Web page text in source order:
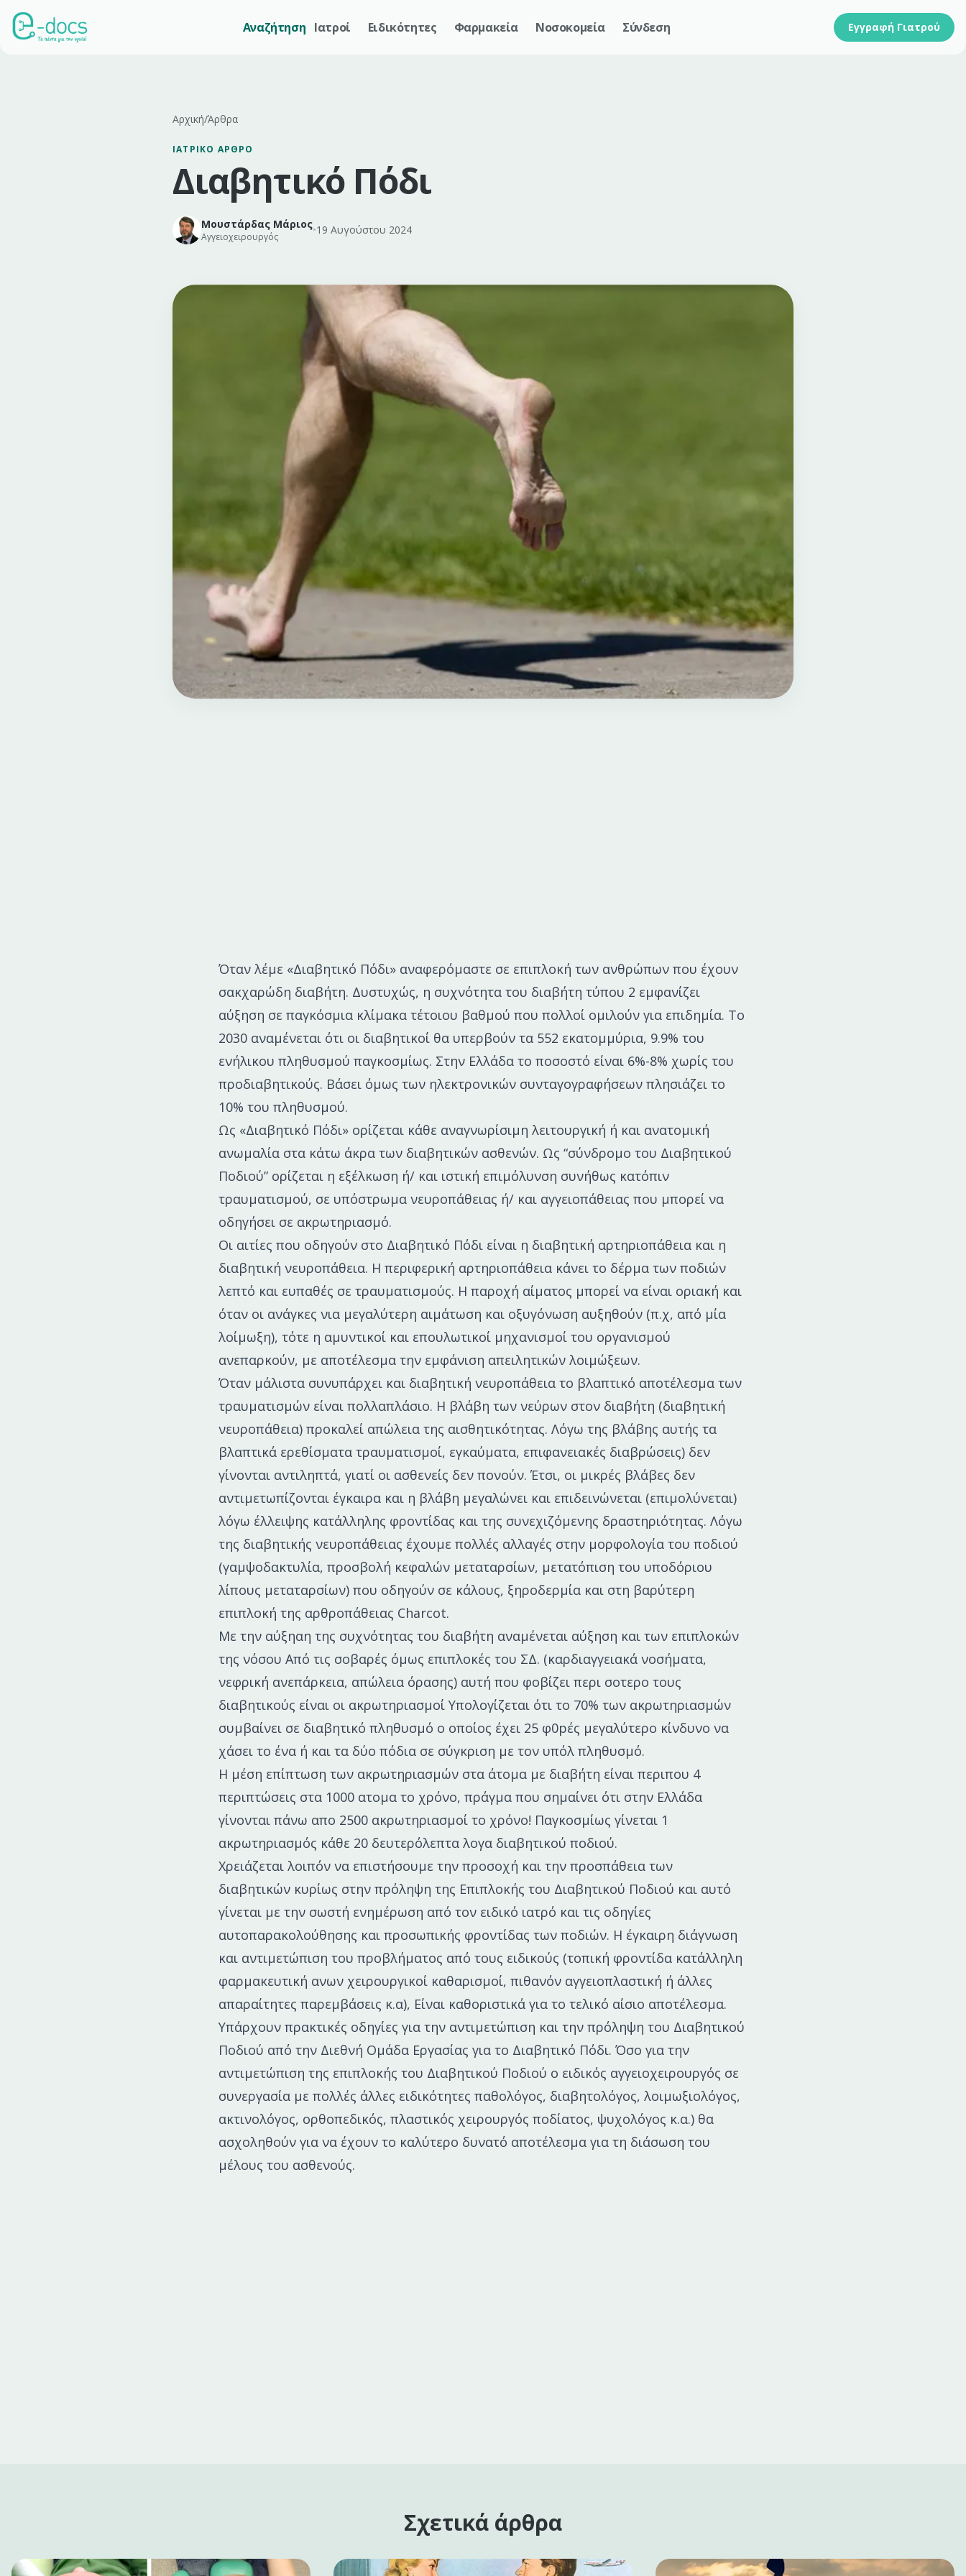
Αναζήτηση Ιατροί Ειδικότητες Φαρμακεία Νοσοκομεία Σύνδεση Εγγραφή Γιατρού
Αρχική/Άρθρα
ΙΑΤΡΙΚΌ ΆΡΘΡΟ
Διαβητικό Πόδι
Μουστάρδας Μάριος
Αγγειοχειρουργός
•19 Αυγούστου 2024
Όταν λέμε «Διαβητικό Πόδι» αναφερόμαστε σε επιπλοκή των ανθρώπων που έχουν
σακχαρώδη διαβήτη. Δυστυχώς, η συχνότητα του διαβήτη τύπου 2 εμφανίζει
αύξηση σε παγκόσμια κλίμακα τέτοιου βαθμού που πολλοί ομιλούν για επιδημία. Το
2030 αναμένεται ότι οι διαβητικοί θα υπερβούν τα 552 εκατομμύρια, 9.9% του
ενήλικου πληθυσμού παγκοσμίως. Στην Ελλάδα το ποσοστό είναι 6%-8% χωρίς του
προδιαβητικούς. Βάσει όμως των ηλεκτρονικών συνταγογραφήσεων πλησιάζει το
10% του πληθυσμού.
Ως «Διαβητικό Πόδι» ορίζεται κάθε αναγνωρίσιμη λειτουργική ή και ανατομική
ανωμαλία στα κάτω άκρα των διαβητικών ασθενών. Ως “σύνδρομο του Διαβητικού
Ποδιού” ορίζεται η εξέλκωση ή/ και ιστική επιμόλυνση συνήθως κατόπιν
τραυματισμού, σε υπόστρωμα νευροπάθειας ή/ και αγγειοπάθειας που μπορεί να
οδηγήσει σε ακρωτηριασμό.
Οι αιτίες που οδηγούν στο Διαβητικό Πόδι είναι η διαβητική αρτηριοπάθεια και η
διαβητική νευροπάθεια. Η περιφερική αρτηριοπάθεια κάνει το δέρμα των ποδιών
λεπτό και ευπαθές σε τραυματισμούς. Η παροχή αίματος μπορεί να είναι οριακή και
όταν οι ανάγκες νια μεγαλύτερη αιμάτωση και οξυγόνωση αυξηθούν (π.χ, από μία
λοίμωξη), τότε η αμυντικοί και επουλωτικοί μηχανισμοί του οργανισμού
ανεπαρκούν, με αποτέλεσμα την εμφάνιση απειλητικών λοιμώξεων.
Όταν μάλιστα συνυπάρχει και διαβητική νευροπάθεια το βλαπτικό αποτέλεσμα των
τραυματισμών είναι πολλαπλάσιο. Η βλάβη των νεύρων στον διαβήτη (διαβητική
νευροπάθεια) προκαλεί απώλεια της αισθητικότητας. Λόγω της βλάβης αυτής τα
βλαπτικά ερεθίσματα τραυματισμοί, εγκαύματα, επιφανειακές διαβρώσεις) δεν
γίνονται αντιληπτά, γιατί οι ασθενείς δεν πονούν. Έτσι, οι μικρές βλάβες δεν
αντιμετωπίζονται έγκαιρα και η βλάβη μεγαλώνει και επιδεινώνεται (επιμολύνεται)
λόγω έλλειψης κατάλληλης φροντίδας και της συνεχιζόμενης δραστηριότητας. Λόγω
της διαβητικής νευροπάθειας έχουμε πολλές αλλαγές στην μορφολογία του ποδιού
(γαμψοδακτυλία, προσβολή κεφαλών μεταταρσίων, μετατόπιση του υποδόριου
λίπους μεταταρσίων) που οδηγούν σε κάλους, ξηροδερμία και στη βαρύτερη
επιπλοκή της αρθροπάθειας Charcot.
Με την αύξηαη της συχνότητας του διαβήτη αναμένεται αύξηση και των επιπλοκών
της νόσου Από τις σοβαρές όμως επιπλοκές του ΣΔ. (καρδιαγγειακά νοσήματα,
νεφρική ανεπάρκεια, απώλεια όρασης) αυτή που φοβίζει περι σοτερο τους
διαβητικούς είναι οι ακρωτηριασμοί Υπολογίζεται ότι το 70% των ακρωτηριασμών
συμβαίνει σε διαβητικό πληθυσμό ο οποίος έχει 25 φ0pές μεγαλύτερο κίνδυνο να
χάσει το ένα ή και τα δύο πόδια σε σύγκριση με τον υπόλ πληθυσμό.
Η μέση επίπτωση των ακρωτηριασμών στα άτομα με διαβήτη είναι περιπου 4
περιπτώσεις στα 1000 ατομα το χρόνο, πράγμα που σημαίνει ότι στην Ελλάδα
γίνονται πάνω απο 2500 ακρωτηριασμοί το χρόνο! Παγκοσμίως γίνεται 1
ακρωτηριασμός κάθε 20 δευτερόλεπτα λογα διαβητικού ποδιού.
Χρειάζεται λοιπόν να επιστήσουμε την προσοχή και την προσπάθεια των
διαβητικών κυρίως στην πρόληψη της Επιπλοκής του Διαβητικού Ποδιού και αυτό
γίνεται με την σωστή ενημέρωση από τον ειδικό ιατρό και τις οδηγίες
αυτοπαρακολούθησης και προσωπικής φροντίδας των ποδιών. Η έγκαιρη διάγνωση
και αντιμετώπιση του προβλήματος από τους ειδικούς (τοπική φροντίδα κατάλληλη
φαρμακευτική ανων χειρουργικοί καθαρισμοί, πιθανόν αγγειοπλαστική ή άλλες
απαραίτητες παρεμβάσεις κ.α), Είναι καθοριστικά για το τελικό αίσιο αποτέλεσμα.
Υπάρχουν πρακτικές οδηγίες για την αντιμετώπιση και την πρόληψη του Διαβητικού
Ποδιού από την Διεθνή Ομάδα Εργασίας για το Διαβητικό Πόδι. Όσο για την
αντιμετώπιση της επιπλοκής του Διαβητικού Ποδιού ο ειδικός αγγειοχειρουργός σε
συνεργασία με πολλές άλλες ειδικότητες παθολόγος, διαβητολόγος, λοιμωξιολόγος,
ακτινολόγος, ορθοπεδικός, πλαστικός χειρουργός ποδίατος, ψυχολόγος κ.α.) θα
ασχοληθούν για να έχουν το καλύτερο δυνατό αποτέλεσμα για τη διάσωση του
μέλους του ασθενούς.
Σχετικά άρθρα